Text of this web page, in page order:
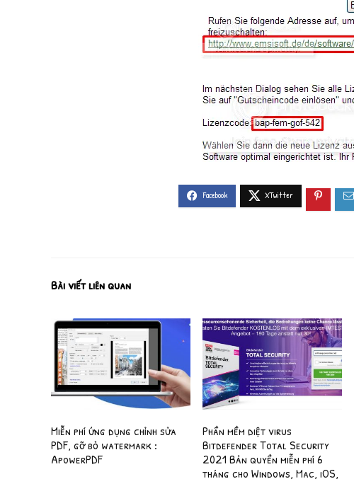
Bài viết liên quan
Miễn phí ứng dụng chỉnh sửa
PDF, gỡ bỏ watermark :
ApowerPDF
Phần mềm diệt virus
Bitdefender Total Security
2021 Bản quyền miễn phí 6
tháng cho Windows, Mac, iOS,